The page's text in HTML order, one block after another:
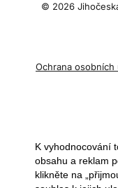
© 2026
Ochrana osobních
K vyhodnocování
obsahu a reklam
klikněte na